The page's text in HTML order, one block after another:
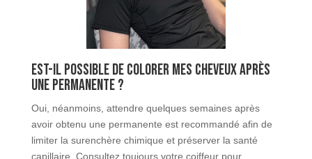
Est-il possible de colorer mes cheveux après
une permanente ?
Oui, néanmoins, attendre quelques semaines après
avoir obtenu une permanente est recommandé afin de
limiter la surenchère chimique et préserver la santé
capillaire. Consultez toujours votre coiffeur pour